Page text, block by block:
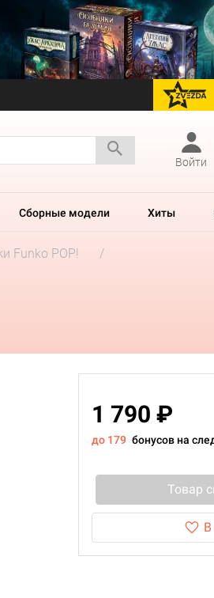
Войти
Сборные модели Хиты
Funko POP!
1 790 ₽
до 179 бонусов на
Товар
В